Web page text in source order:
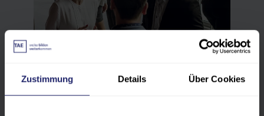
Zustimmung Details Über Cookies